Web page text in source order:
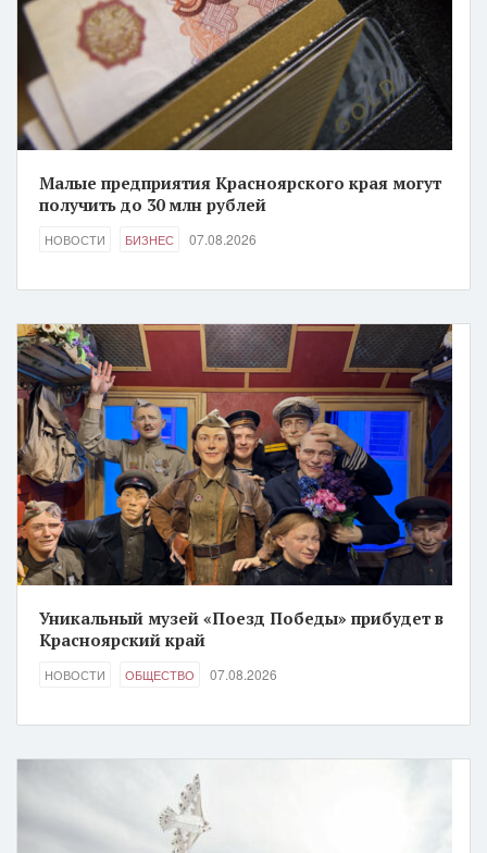
Малые предприятия Красноярского края могут
получить до 30 млн рублей
НОВОСТИ БИЗНЕС 07.08.2026
Уникальный музей «Поезд Победы» прибудет в
Красноярский край
НОВОСТИ ОБЩЕСТВО 07.08.2026